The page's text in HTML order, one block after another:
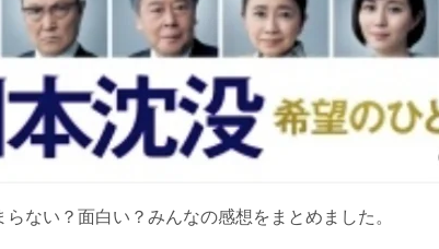
ない？面白い？みんなの感想をまとめました。